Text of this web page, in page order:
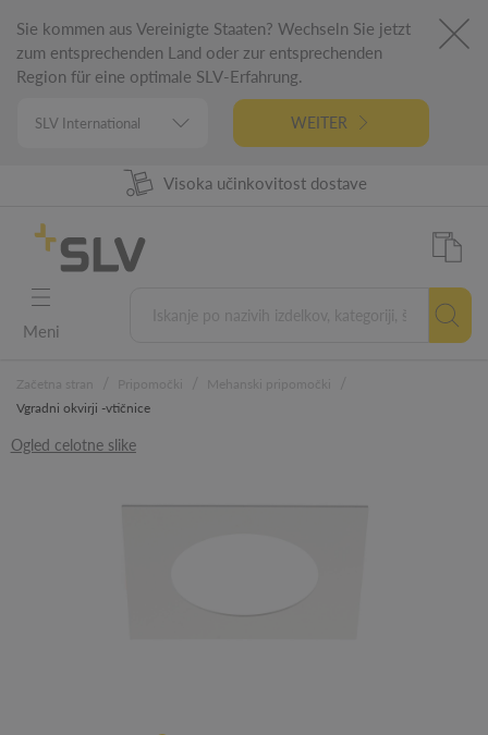
Sie kommen aus Vereinigte Staaten? Wechseln Sie jetzt
zum entsprechenden Land oder zur entsprechenden
Region für eine optimale SLV-Erfahrung.
WEITER
98% Razpoložljivost izdelkov
Visoka učinkovitost dostave
5 letna garancija
Nemški inžiniring
Meni
Vgradni okvirji -vtičnice
Ogled celotne slike